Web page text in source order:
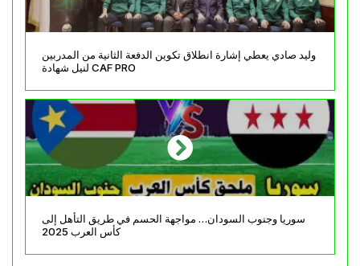
وليد صادي يعطي إشارة انطلاق تكوين الدفعة الثانية من المدربين
لنيل شهادة CAF PRO
سوريا وجنوب السودان… مواجهة الحسم في طريق التأهل إلى
كأس العرب 2025